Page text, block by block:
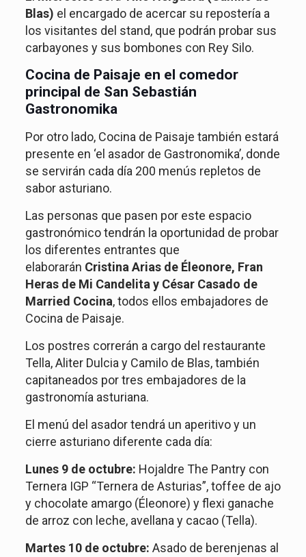
Blas) el encargado de acercar su repostería a
los visitantes del stand, que podrán probar sus
carbayones y sus bombones con Rey Silo.
Cocina de Paisaje en el comedor
principal de San Sebastián
Gastronomika
Por otro lado, Cocina de Paisaje también estará
presente en ‘el asador de Gastronomika’, donde
se servirán cada día 200 menús repletos de
sabor asturiano.
Las personas que pasen por este espacio
gastronómico tendrán la oportunidad de probar
los diferentes entrantes que
elaborarán Cristina Arias de Éleonore, Fran
Heras de Mi Candelita y César Casado de
Married Cocina, todos ellos embajadores de
Cocina de Paisaje.
Los postres correrán a cargo del restaurante
Tella, Aliter Dulcia y Camilo de Blas, también
capitaneados por tres embajadores de la
gastronomía asturiana.
El menú del asador tendrá un aperitivo y un
cierre asturiano diferente cada día:
Lunes 9 de octubre: Hojaldre The Pantry con
Ternera IGP “Ternera de Asturias”, toffee de ajo
y chocolate amargo (Éleonore) y flexi ganache
de arroz con leche, avellana y cacao (Tella).
Martes 10 de octubre: Asado de berenjenas al